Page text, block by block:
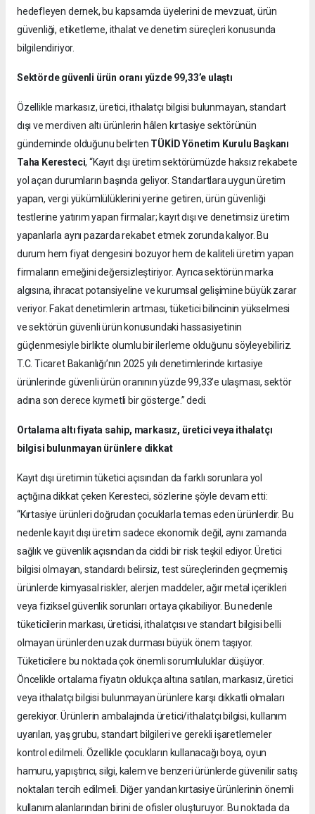
hedefleyen dernek, bu kapsamda üyelerini de mevzuat, ürün
güvenliği, etiketleme, ithalat ve denetim süreçleri konusunda
bilgilendiriyor.
Sektörde güvenli ürün oranı yüzde 99,33’e ulaştı
Özellikle markasız, üretici, ithalatçı bilgisi bulunmayan, standart
dışı ve merdiven altı ürünlerin hâlen kırtasiye sektörünün
gündeminde olduğunu belirten TÜKİD Yönetim Kurulu Başkanı
Taha Keresteci, “Kayıt dışı üretim sektörümüzde haksız rekabete
yol açan durumların başında geliyor. Standartlara uygun üretim
yapan, vergi yükümlülüklerini yerine getiren, ürün güvenliği
testlerine yatırım yapan firmalar; kayıt dışı ve denetimsiz üretim
yapanlarla aynı pazarda rekabet etmek zorunda kalıyor. Bu
durum hem fiyat dengesini bozuyor hem de kaliteli üretim yapan
firmaların emeğini değersizleştiriyor. Ayrıca sektörün marka
algısına, ihracat potansiyeline ve kurumsal gelişimine büyük zarar
veriyor. Fakat denetimlerin artması, tüketici bilincinin yükselmesi
ve sektörün güvenli ürün konusundaki hassasiyetinin
güçlenmesiyle birlikte olumlu bir ilerleme olduğunu söyleyebiliriz.
T.C. Ticaret Bakanlığı’nın 2025 yılı denetimlerinde kırtasiye
ürünlerinde güvenli ürün oranının yüzde 99,33’e ulaşması, sektör
adına son derece kıymetli bir gösterge.” dedi.
Ortalama altı fiyata sahip, markasız, üretici veya ithalatçı
bilgisi bulunmayan ürünlere dikkat
Kayıt dışı üretimin tüketici açısından da farklı sorunlara yol
açtığına dikkat çeken Keresteci, sözlerine şöyle devam etti:
“Kırtasiye ürünleri doğrudan çocuklarla temas eden ürünlerdir. Bu
nedenle kayıt dışı üretim sadece ekonomik değil, aynı zamanda
sağlık ve güvenlik açısından da ciddi bir risk teşkil ediyor. Üretici
bilgisi olmayan, standardı belirsiz, test süreçlerinden geçmemiş
ürünlerde kimyasal riskler, alerjen maddeler, ağır metal içerikleri
veya fiziksel güvenlik sorunları ortaya çıkabiliyor. Bu nedenle
tüketicilerin markası, üreticisi, ithalatçısı ve standart bilgisi belli
olmayan ürünlerden uzak durması büyük önem taşıyor.
Tüketicilere bu noktada çok önemli sorumluluklar düşüyor.
Öncelikle ortalama fiyatın oldukça altına satılan, markasız, üretici
veya ithalatçı bilgisi bulunmayan ürünlere karşı dikkatli olmaları
gerekiyor. Ürünlerin ambalajında üretici/ithalatçı bilgisi, kullanım
uyarıları, yaş grubu, standart bilgileri ve gerekli işaretlemeler
kontrol edilmeli. Özellikle çocukların kullanacağı boya, oyun
hamuru, yapıştırıcı, silgi, kalem ve benzeri ürünlerde güvenilir satış
noktaları tercih edilmeli. Diğer yandan kırtasiye ürünlerinin önemli
kullanım alanlarından birini de ofisler oluşturuyor. Bu noktada da